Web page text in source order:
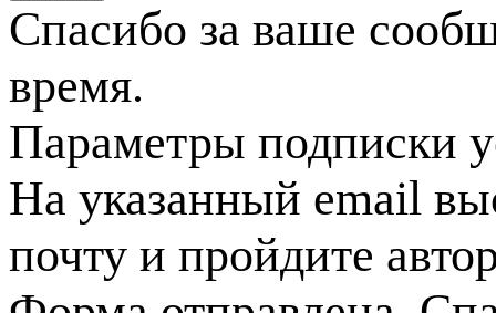
Спасибо за ваше
время.
Параметры подписки
На указанный email
почту и пройдите